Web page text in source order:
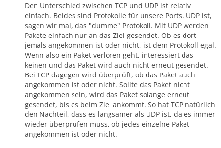
Den Unterschied zwischen TCP und UDP ist relativ
einfach. Beides sind Protokolle für unsere Ports. UDP ist,
sagen wir mal, das "dumme" Protokoll. Mit UDP werden
Pakete einfach nur an das Ziel gesendet. Ob es dort
jemals angekommen ist oder nicht, ist dem Protokoll egal.
Wenn also ein Paket verloren geht, interessiert das
keinen und das Paket wird auch nicht erneut gesendet.
Bei TCP dagegen wird überprüft, ob das Paket auch
angekommen ist oder nicht. Sollte das Paket nicht
angekommen sein, wird das Paket solange erneut
gesendet, bis es beim Ziel ankommt. So hat TCP natürlich
den Nachteil, dass es langsamer als UDP ist, da es immer
wieder überprüfen muss, ob jedes einzelne Paket
angekommen ist oder nicht.